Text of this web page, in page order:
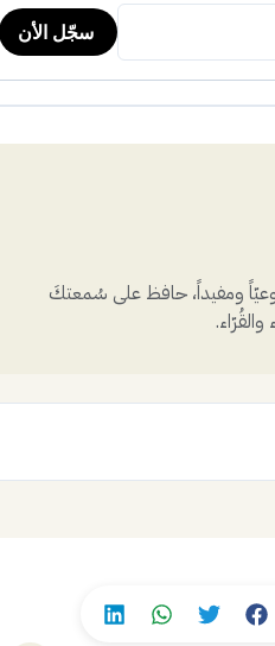
ومفيداً، حافظ على سُمعتكَ